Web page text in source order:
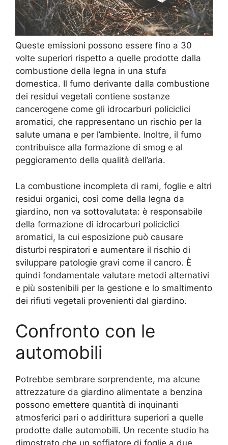
Queste emissioni possono essere fino a 30
volte superiori rispetto a quelle prodotte dalla
combustione della legna in una stufa
domestica. Il fumo derivante dalla combustione
dei residui vegetali contiene sostanze
cancerogene come gli idrocarburi policiclici
aromatici, che rappresentano un rischio per la
salute umana e per l’ambiente. Inoltre, il fumo
contribuisce alla formazione di smog e al
peggioramento della qualità dell’aria.
La combustione incompleta di rami, foglie e altri
residui organici, così come della legna da
giardino, non va sottovalutata: è responsabile
della formazione di idrocarburi policiclici
aromatici, la cui esposizione può causare
disturbi respiratori e aumentare il rischio di
sviluppare patologie gravi come il cancro. È
quindi fondamentale valutare metodi alternativi
e più sostenibili per la gestione e lo smaltimento
dei rifiuti vegetali provenienti dal giardino.
Confronto con le
automobili
Potrebbe sembrare sorprendente, ma alcune
attrezzature da giardino alimentate a benzina
possono emettere quantità di inquinanti
atmosferici pari o addirittura superiori a quelle
prodotte dalle automobili. Un recente studio ha